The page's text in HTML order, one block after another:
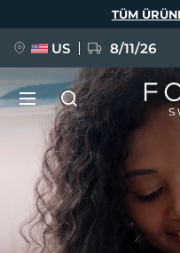
TÜM
US 8/11/26
YENİ
BREAKING NEWS
Dil Seçimi
English